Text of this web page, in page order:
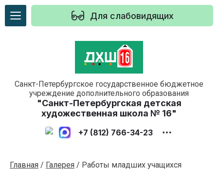
Для слабовидящих
Санкт-Петербургское государственное бюджетное
учреждение дополнительного образования
"Санкт-Петербургская детская
художественная школа № 16"
+7 (812) 766-34-23
Главная / Галерея / Работы младших учащихся